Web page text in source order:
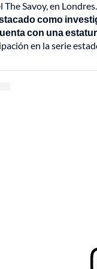
Savoy, en Londres.
como
con una
en la serie